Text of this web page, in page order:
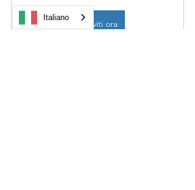
Iscriviti ora
Italiano